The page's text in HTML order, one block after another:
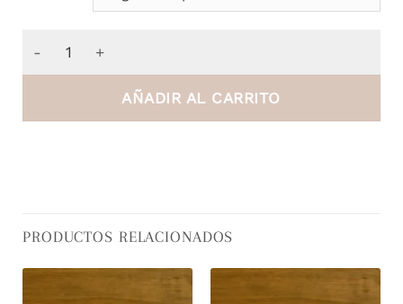
AÑADIR AL CARRITO
PRODUCTOS RELACIONADOS